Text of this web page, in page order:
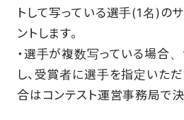
トして写っている選手(1名)の
ントします。
・選手が複数写っている場合
し、受賞者に選手を指定いた
合はコンテスト運営事務局で決